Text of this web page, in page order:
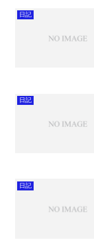
日記
日記
日記